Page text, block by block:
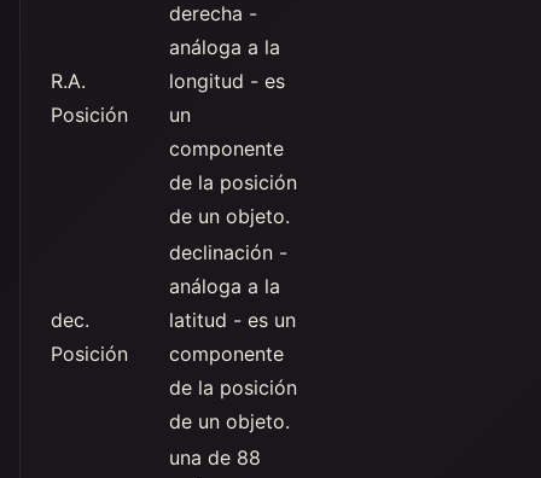
R.A.
Posición
derecha -
análoga a la
longitud - es
un
componente
de la posición
de un objeto.
dec.
Posición
declinación -
análoga a la
latitud - es un
componente
de la posición
de un objeto.
una de 88